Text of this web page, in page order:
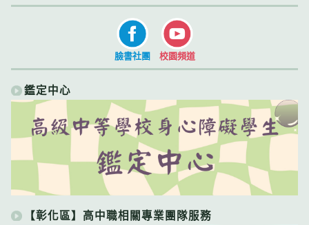
臉書社團 校園頻道
鑑定中心
【彰化區】高中職相關專業團隊服務